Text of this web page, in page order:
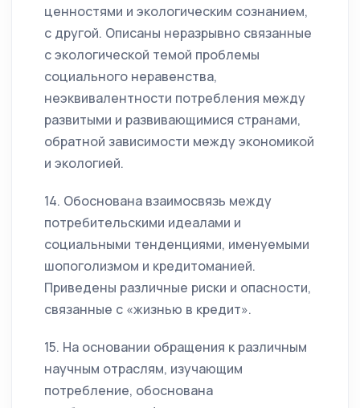
ценностями и экологическим сознанием,
с другой. Описаны неразрывно связанные
с экологической темой проблемы
социального неравенства,
неэквивалентности потребления между
развитыми и развивающимися странами,
обратной зависимости между экономикой
и экологией.
14. Обоснована взаимосвязь между
потребительскими идеалами и
социальными тенденциями, именуемыми
шопоголизмом и кредитоманией.
Приведены различные риски и опасности,
связанные с «жизнью в кредит».
15. На основании обращения к различным
научным отраслям, изучающим
потребление, обоснована